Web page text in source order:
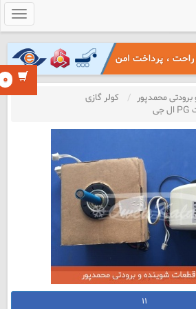
محمدپور
کولر گازی
۰